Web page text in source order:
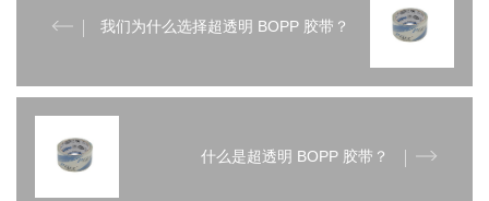
我们为什么选择超透明 BOPP 胶带？
什么是超透明 BOPP 胶带？